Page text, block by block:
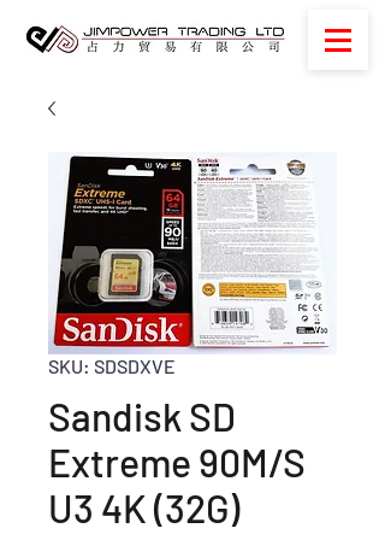
SKU: SDSDXVE
Sandisk SD
Extreme 90M/S
U3 4K (32G)